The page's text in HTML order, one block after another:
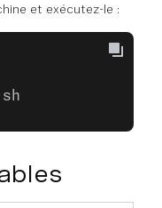
et exécutez-le :